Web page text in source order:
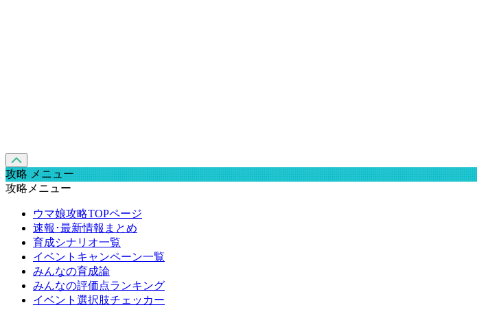
攻略 メニュー
攻略メニュー
ウマ娘攻略TOPページ
速報･最新情報まとめ
育成シナリオ一覧
イベントキャンペーン一覧
みんなの育成論
みんなの評価点ランキング
イベント選択肢チェッカー